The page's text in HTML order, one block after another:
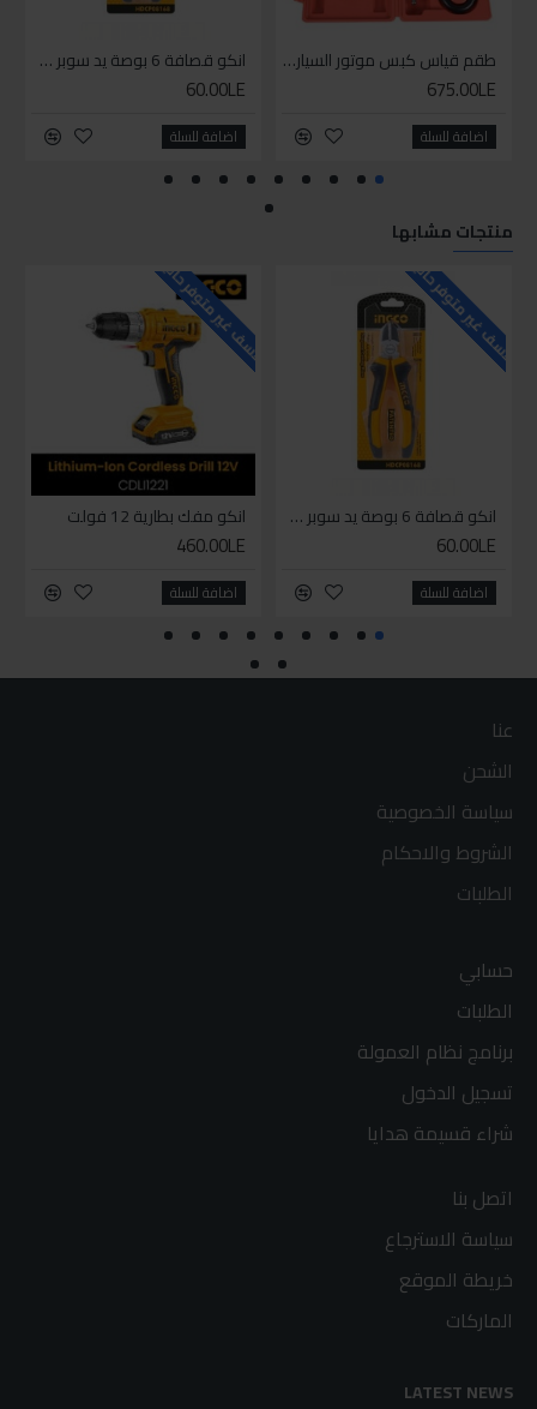
طقم قياس كبس موتور السياره 3 ق
675.00LE
اضافة للسلة
انكو قصافة 6 بوصة يد سوبر وان
60.00LE
اضافة للسلة
منتجات مشابها
للاسف غير متوفر حاليا
انكو قصافة 6 بوصة يد سوبر وان
60.00LE
اضافة للسلة
للاسف غير متوفر حاليا
انكو مفك بطارية 12 فولت
460.00LE
اضافة للسلة
عنا
الشحن
سياسة الخصوصية
الشروط والاحكام
الطلبات
حسابي
الطلبات
برنامج نظام العمولة
تسجيل الدخول
شراء قسيمة هدايا
اتصل بنا
سياسة الاسترجاع
خريطة الموقع
الماركات
LATEST NEWS